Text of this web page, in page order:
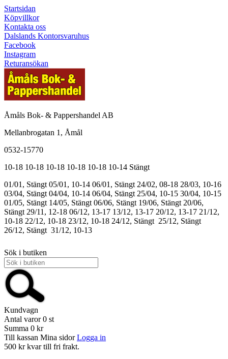
Startsidan
Köpvillkor
Kontakta oss
Dalslands Kontorsvaruhus
Facebook
Instagram
Returansökan
Åmåls Bok- & Pappershandel AB
Mellanbrogatan 1, Åmål
0532-15770
10-18 10-18 10-18 10-18 10-18 10-14 Stängt
01/01, Stängt 05/01, 10-14 06/01, Stängt 24/02, 08-18 28/03, 10-16
03/04, Stängt 04/04, 10-14 06/04, Stängt 25/04, 10-15 30/04, 10-15
01/05, Stängt 14/05, Stängt 06/06, Stängt 19/06, Stängt 20/06,
Stängt 29/11, 12-18 06/12, 13-17 13/12, 13-17 20/12, 13-17 21/12,
10-18 22/12, 10-18 23/12, 10-18 24/12, Stängt 25/12, Stängt
26/12, Stängt 31/12, 10-13
Sök i butiken
Kundvagn
Antal varor 0 st
Summa 0 kr
Till kassan Mina sidor Logga in
500 kr kvar till fri frakt.